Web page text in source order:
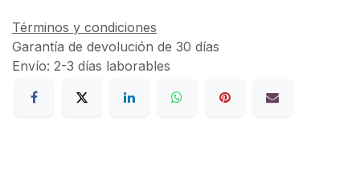
Términos y condiciones
Garantía de devolución de 30 días
Envío: 2-3 días laborables